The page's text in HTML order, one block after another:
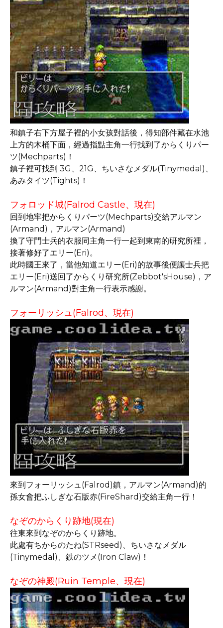
和鎮子右下方屋子裡的小女孩對話後，得知部件藏在水池
上方的木桶下面，經過指點主角一行找到了からくりパー
ツ(Mechparts)！
鎮子裡可找到 3G、21G、ちいさなメダル(Tinymedal)、
あみタイツ(Tights)！
フォロッド城(Falrod Castle、現在)
回到地牢把からくりパーツ(Mechparts)交給アルマン
(Armand)，アルマン(Armand)
換了守門士兵的衣服同主角一行一起到東南的研究所裡，
接著修好了エリー(Eri)。
此時國王來了，當他知道エリー(Eri)的故事後便讓士兵把
エリー(Eri)送回了からくり研究所(Zebbot'sHouse)，ア
ルマン(Armand)對主角一行表示感謝。
フォーリッシュ(Falrod、現在)
來到フォーリッシュ(Falrod)鎮，アルマン(Armand)的
孫女會把ふしぎな石版赤(FireShard)交給主角一行！
なぞのからくり跡地(現在)
往東來到なぞのからくり跡地。
此處有ちからのたね(STRseed)、ちいさなメダル
(Tinymedal)、鉄のツメ(Iron Claw)！
なぞの神殿(Ruin Temple、現在)